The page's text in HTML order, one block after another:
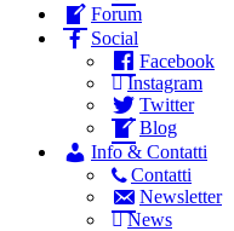
Forum
Social
Facebook
Instagram
Twitter
Blog
Info & Contatti
Contatti
Newsletter
News